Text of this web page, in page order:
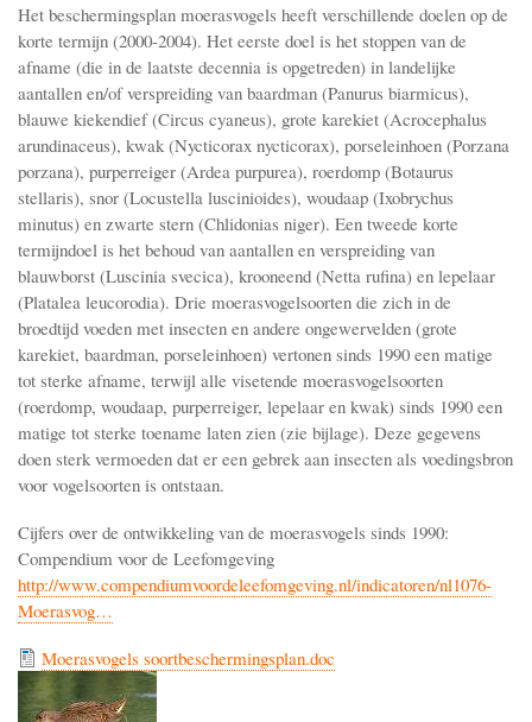
Het beschermingsplan moerasvogels heeft verschillende doelen op de
korte termijn (2000-2004). Het eerste doel is het stoppen van de
afname (die in de laatste decennia is opgetreden) in landelijke
aantallen en/of verspreiding van baardman (Panurus biarmicus),
blauwe kiekendief (Circus cyaneus), grote karekiet (Acrocephalus
arundinaceus), kwak (Nycticorax nycticorax), porseleinhoen (Porzana
porzana), purperreiger (Ardea purpurea), roerdomp (Botaurus
stellaris), snor (Locustella luscinioides), woudaap (Ixobrychus
minutus) en zwarte stern (Chlidonias niger). Een tweede korte
termijndoel is het behoud van aantallen en verspreiding van
blauwborst (Luscinia svecica), krooneend (Netta rufina) en lepelaar
(Platalea leucorodia). Drie moerasvogelsoorten die zich in de
broedtijd voeden met insecten en andere ongewervelden (grote
karekiet, baardman, porseleinhoen) vertonen sinds 1990 een matige
tot sterke afname, terwijl alle visetende moerasvogelsoorten
(roerdomp, woudaap, purperreiger, lepelaar en kwak) sinds 1990 een
matige tot sterke toename laten zien (zie bijlage). Deze gegevens
doen sterk vermoeden dat er een gebrek aan insecten als voedingsbron
voor vogelsoorten is ontstaan.
Cijfers over de ontwikkeling van de moerasvogels sinds 1990:
Compendium voor de Leefomgeving
http://www.compendiumvoordeleefomgeving.nl/indicatoren/nl1076-
Moerasvog…
Moerasvogels soortbeschermingsplan.doc